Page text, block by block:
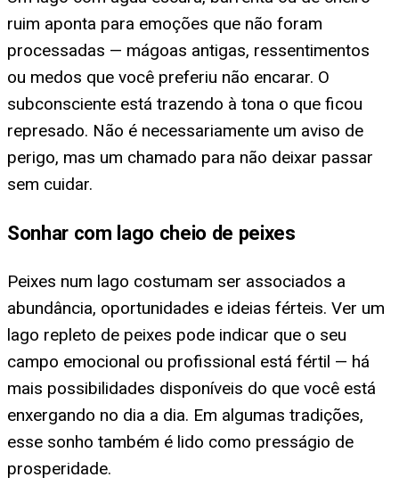
ruim aponta para emoções que não foram
processadas — mágoas antigas, ressentimentos
ou medos que você preferiu não encarar. O
subconsciente está trazendo à tona o que ficou
represado. Não é necessariamente um aviso de
perigo, mas um chamado para não deixar passar
sem cuidar.
Sonhar com lago cheio de peixes
Peixes num lago costumam ser associados a
abundância, oportunidades e ideias férteis. Ver um
lago repleto de peixes pode indicar que o seu
campo emocional ou profissional está fértil — há
mais possibilidades disponíveis do que você está
enxergando no dia a dia. Em algumas tradições,
esse sonho também é lido como presságio de
prosperidade.